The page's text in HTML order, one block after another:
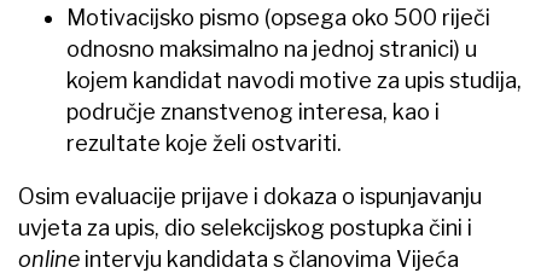
Motivacijsko pismo (opsega oko 500 riječi
odnosno maksimalno na jednoj stranici) u
kojem kandidat navodi motive za upis studija,
područje znanstvenog interesa, kao i
rezultate koje želi ostvariti.
Osim evaluacije prijave i dokaza o ispunjavanju
uvjeta za upis, dio selekcijskog postupka čini i
online intervju kandidata s članovima Vijeća